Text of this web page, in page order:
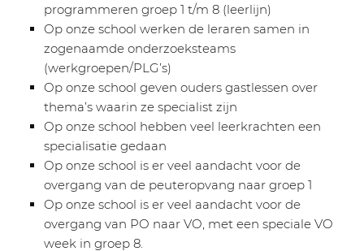
programmeren groep 1 t/m 8 (leerlijn)
Op onze school werken de leraren samen in
zogenaamde onderzoeksteams
(werkgroepen/PLG’s)
Op onze school geven ouders gastlessen over
thema’s waarin ze specialist zijn
Op onze school hebben veel leerkrachten een
specialisatie gedaan
Op onze school is er veel aandacht voor de
overgang van de peuteropvang naar groep 1
Op onze school is er veel aandacht voor de
overgang van PO naar VO, met een speciale VO
week in groep 8.